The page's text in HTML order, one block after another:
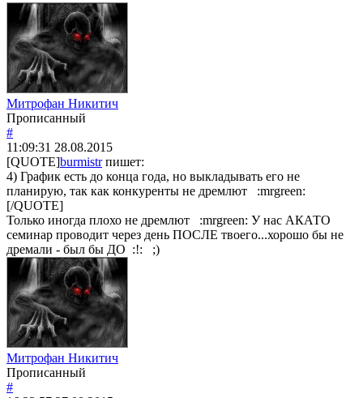
Митрофан Никитич
Прописанный
#
11:09:31 28.08.2015
[QUOTE]burmistrпишет:
4) График есть до конца года, но выкладывать его не
планирую, так как конкуренты не дремлют :mrgreen:
[/QUOTE]
Только иногда плохо не дремлют :mrgreen: У нас АКАТО
семинар проводит через день ПОСЛЕ твоего...хорошо бы не
дремали - был бы ДО :!: ;)
Митрофан Никитич
Прописанный
#